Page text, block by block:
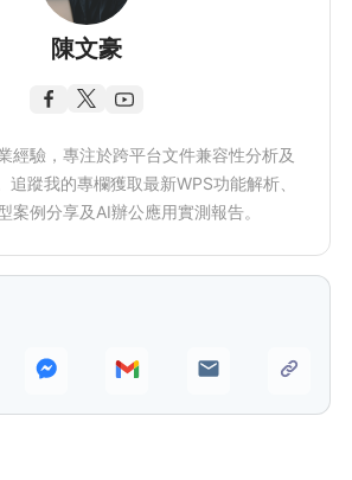
陳文豪
經驗，專注於跨平台文件兼容性分析及
追蹤我的專欄獲取最新WPS功能解析、
案例分享及AI辦公應用實測報告。